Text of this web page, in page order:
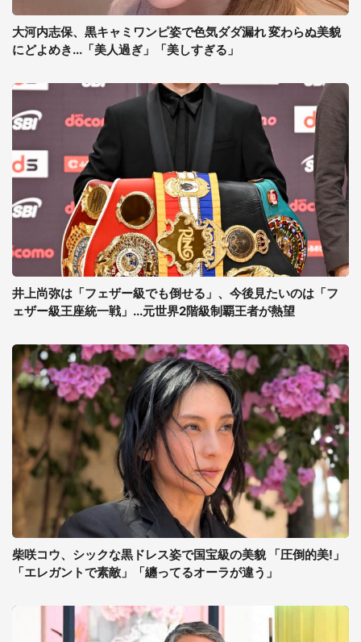
大河内志保、黒キャミワンピ姿で色気ダダ漏れ 変わらぬ美貌
にどよめき...「美人過ぎ」「美しすぎる」
井上尚弥は「フェザー級でも倒せる」、今後見たいのは「フ
ェザー級王座統一戦」...元世界2階級制覇王者が熱望
柴咲コウ、シックな黒ドレス姿で国宝級の美貌 「圧倒的美!」
「エレガントで素敵」「纏ってるオーラが違う」